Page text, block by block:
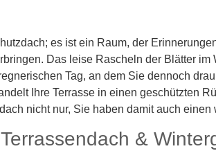
es ist ein Raum, der
Das leise Rascheln der Blätter
Tag, an dem Sie dennoch
Ihre Terrasse in einen geschützten
nicht nur, Sie haben damit auch
&